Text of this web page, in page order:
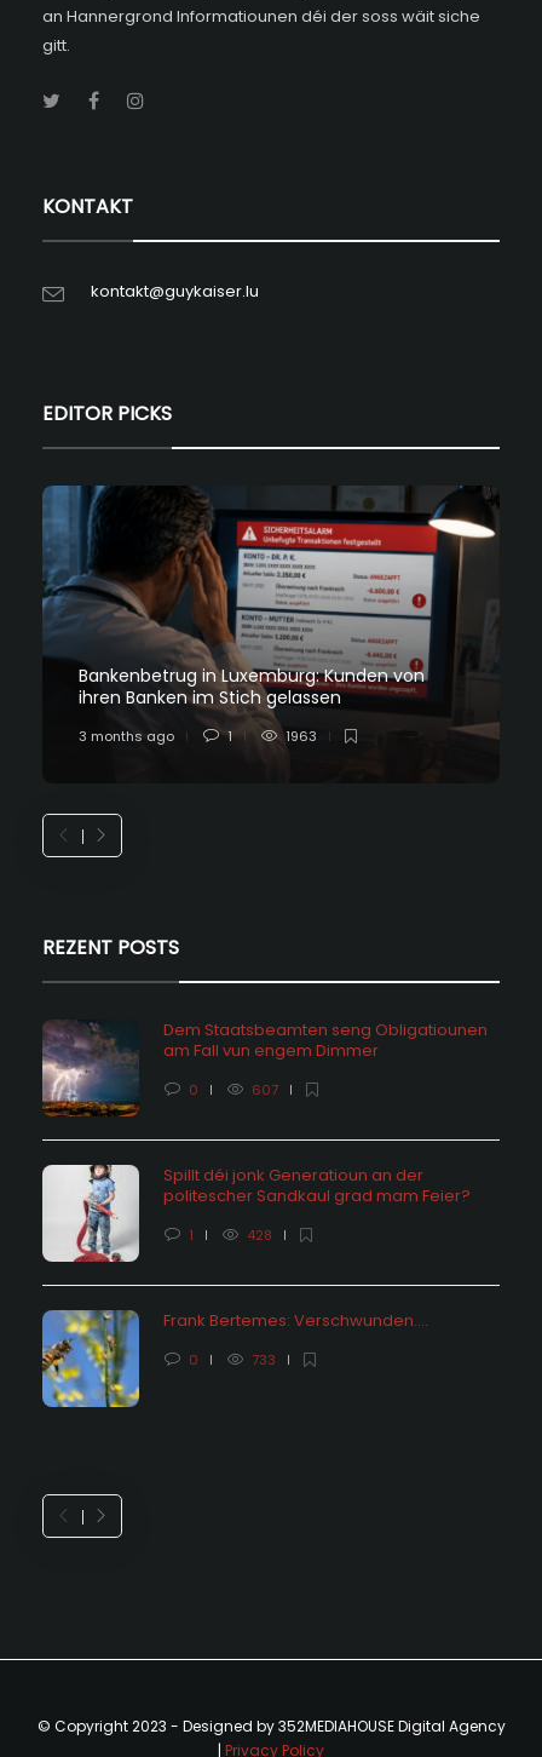
an Hannergrond Informatiounen déi der soss wäit siche
gitt.
KONTAKT
kontakt@guykaiser.lu
EDITOR PICKS
Bankenbetrug in Luxemburg: Kunden von
ihren Banken im Stich gelassen
3 months ago 1 1963
REZENT POSTS
Dem Staatsbeamten seng Obligatiounen
am Fall vun engem Dimmer
0 607
Spillt déi jonk Generatioun an der
politescher Sandkaul grad mam Feier?
1 428
Frank Bertemes: Verschwunden….
0 733
© Copyright 2023 - Designed by 352MEDIAHOUSE Digital Agency
| Privacy Policy